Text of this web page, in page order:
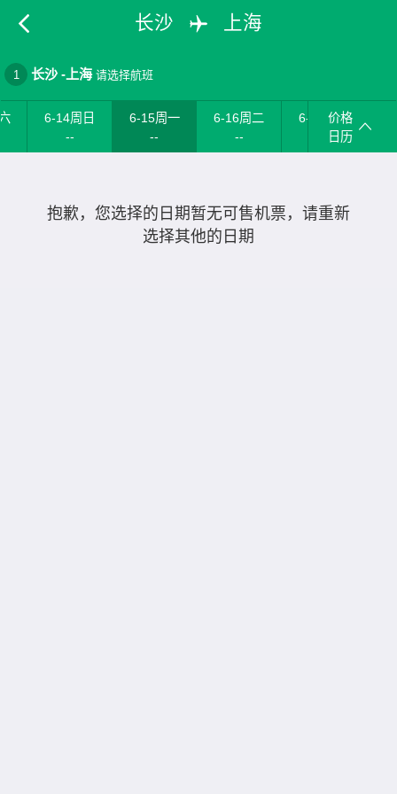
长沙 上海
1 长沙 - 上海 请选择航班
6-14周日
--
6-15周一
--
6-16周二
--
6-17周三
价格
日历
抱歉，您选择的日期暂无可售机票，请重新
选择其他的日期